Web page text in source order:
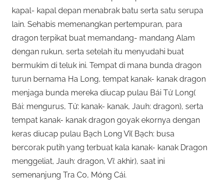
kapal- kapal depan menabrak batu serta satu serupa
lain. Sehabis memenangkan pertempuran, para
dragon terpikat buat memandang- mandang Alam
dengan rukun, serta setelah itu menyudahi buat
bermukim di teluk ini. Tempat di mana bunda dragon
turun bernama Ha Long, tempat kanak- kanak dragon
menjaga bunda mereka diucap pulau Bái Tử Long(
Bái: mengurus, Tử: kanak- kanak, Jauh: dragon), serta
tempat kanak- kanak dragon goyak ekornya dengan
keras diucap pulau Bạch Long Vĩ( Bạch: busa
bercorak putih yang terbuat kala kanak- kanak Dragon
menggeliat, Jauh: dragon, Vĩ: akhir), saat ini
semenanjung Tra Co, Móng Cái.